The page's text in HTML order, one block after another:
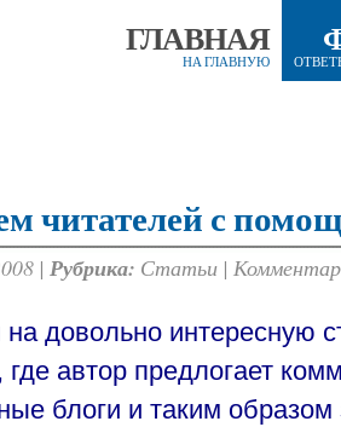
ГЛАВНАЯ
НА ГЛАВНУЮ
читателей с
| Рубрика: Статьи |
на довольно интересную
автор предлогает
блоги и таким образом